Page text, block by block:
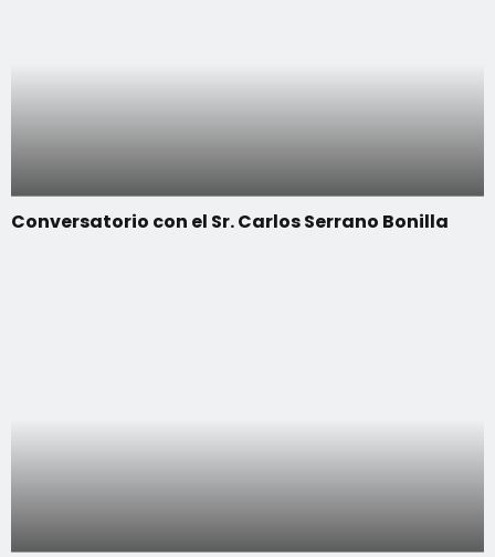
Conversatorio con el Sr. Carlos Serrano Bonilla